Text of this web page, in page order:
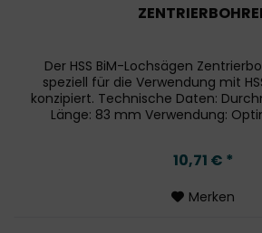
Der HSS BiM-Lochsägen
speziell für die Verwendung mit
konzipiert. Technische Daten:
Länge: 83 mm Verwendung:
10,71 € *
Merken